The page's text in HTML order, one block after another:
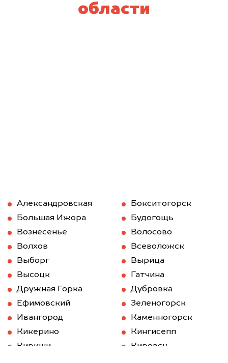
области
Александровская
Бокситогорск
Большая Ижора
Будогощь
Вознесенье
Волосово
Волхов
Всеволожск
Выборг
Вырица
Высоцк
Гатчина
Дружная Горка
Дубровка
Ефимовский
Зеленогорск
Ивангород
Каменногорск
Кикерино
Кингисепп
Кириши
Кировск